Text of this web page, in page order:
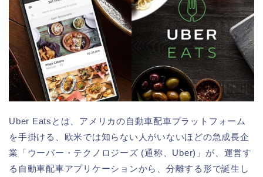
Uber Eatsとは、アメリカの自動車配車プラットフォーム
を手掛ける、欧米では知らない人がいないほどの急成長企
業「ウーバー・テクノロジーズ (通称、Uber)」が、運営す
る自動車配車アプリケーションから、分離する形で誕生し